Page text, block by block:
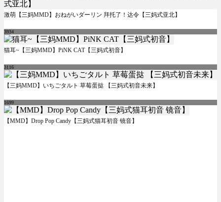
激萌【三妈MMD】おねがいダーリン 拜托了！达令【三妈式亚北】
3934
猫耳~【三妈MMD】PiNK CAT【三妈式初音】
3116
【三妈MMD】いちごタルト 草莓蛋挞 【三妈式初音未来】
1699
【MMD】Drop Pop Candy【三妈式猫耳初音 镜音】